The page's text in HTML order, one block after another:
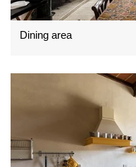
Dining area